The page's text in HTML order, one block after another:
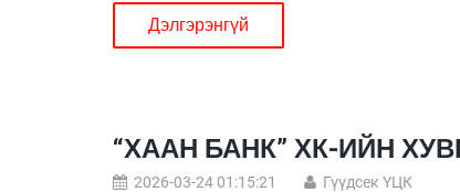
Дэлгэрэнгүй
“ХААН БАНК” ХК-ИЙН
2026-03-24 01:15:21 Гүүдсек ҮЦК